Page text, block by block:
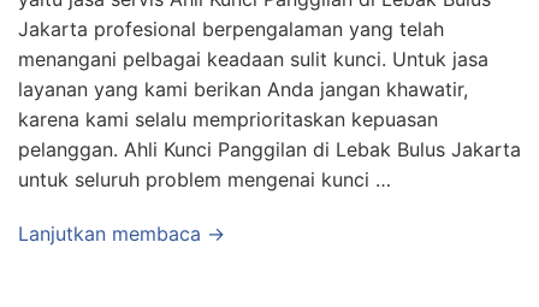
Jakarta profesional berpengalaman yang telah
menangani pelbagai keadaan sulit kunci. Untuk jasa
layanan yang kami berikan Anda jangan khawatir,
karena kami selalu memprioritaskan kepuasan
pelanggan. Ahli Kunci Panggilan di Lebak Bulus Jakarta
untuk seluruh problem mengenai kunci …
Lanjutkan membaca →